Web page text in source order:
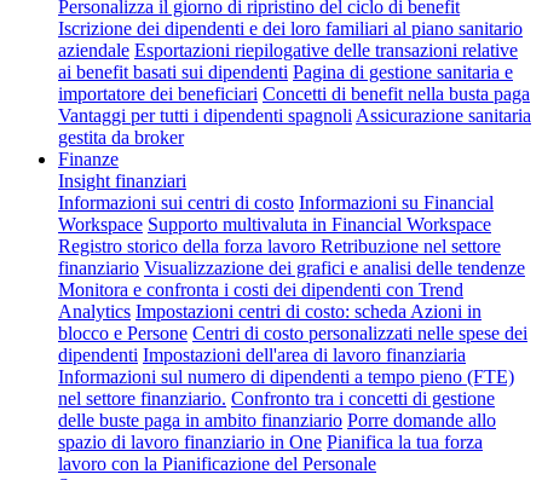
Personalizza il giorno di ripristino del ciclo di benefit
Iscrizione dei dipendenti e dei loro familiari al piano sanitario
aziendale Esportazioni riepilogative delle transazioni relative
ai benefit basati sui dipendenti Pagina di gestione sanitaria e
importatore dei beneficiari Concetti di benefit nella busta paga
Vantaggi per tutti i dipendenti spagnoli Assicurazione sanitaria
gestita da broker
Finanze
Insight finanziari
Informazioni sui centri di costo Informazioni su Financial
Workspace Supporto multivaluta in Financial Workspace
Registro storico della forza lavoro Retribuzione nel settore
finanziario Visualizzazione dei grafici e analisi delle tendenze
Monitora e confronta i costi dei dipendenti con Trend
Analytics Impostazioni centri di costo: scheda Azioni in
blocco e Persone Centri di costo personalizzati nelle spese dei
dipendenti Impostazioni dell'area di lavoro finanziaria
Informazioni sul numero di dipendenti a tempo pieno (FTE)
nel settore finanziario. Confronto tra i concetti di gestione
delle buste paga in ambito finanziario Porre domande allo
spazio di lavoro finanziario in One Pianifica la tua forza
lavoro con la Pianificazione del Personale